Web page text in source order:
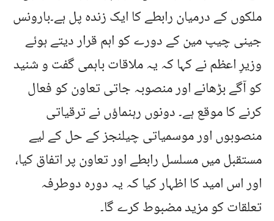
ملکوں کے درمیان رابطے کا ایک زندہ پل ہے۔بارونس
جینی چیپ مین کے دورے کو اہم قرار دیتے ہوئے
وزیرِ اعظم نے کہا کہ یہ ملاقات باہمی گفت و شنید
کو آگے بڑھانے اور منصوبہ جاتی تعاون کو فعال
کرنے کا موقع ہے۔ دونوں رہنماؤں نے ترقیاتی
منصوبوں اور موسمیاتی چیلنجز کے حل کے لیے
مستقبل میں مسلسل رابطے اور تعاون پر اتفاق کیا،
اور اس امید کا اظہار کیا کہ یہ دورہ دوطرفہ
تعلقات کو مزید مضبوط کرے گا۔